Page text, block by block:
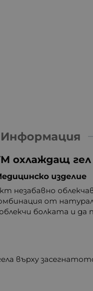
Информация
охлаждащ гел
изделие
незабавно
от
болката и да
върху